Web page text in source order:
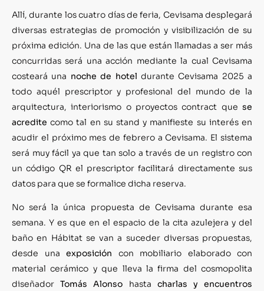
Allí, durante los cuatro días de feria, Cevisama desplegará
diversas estrategias de promoción y visibilización de su
próxima edición. Una de las que están llamadas a ser más
concurridas será una acción mediante la cual Cevisama
costeará una noche de hotel durante Cevisama 2025 a
todo aquél prescriptor y profesional del mundo de la
arquitectura, interiorismo o proyectos contract que se
acredite como tal en su stand y manifieste su interés en
acudir el próximo mes de febrero a Cevisama. El sistema
será muy fácil ya que tan solo a través de un registro con
un código QR el prescriptor facilitará directamente sus
datos para que se formalice dicha reserva.
No será la única propuesta de Cevisama durante esa
semana. Y es que en el espacio de la cita azulejera y del
baño en Hábitat se van a suceder diversas propuestas,
desde una exposición con mobiliario elaborado con
material cerámico y que lleva la firma del cosmopolita
diseñadorTomás Alonso hasta charlas y encuentros